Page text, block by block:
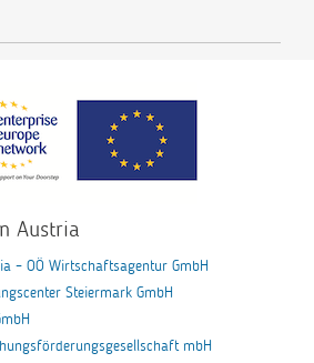
Austria
– OÖ Wirtschaftsagentur GmbH
Steiermark GmbH
mbH